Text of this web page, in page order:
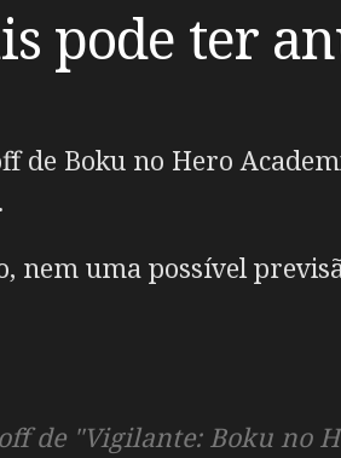
pode ter
de Boku no Hero
nem uma possível
de "Vigilante: Boku no